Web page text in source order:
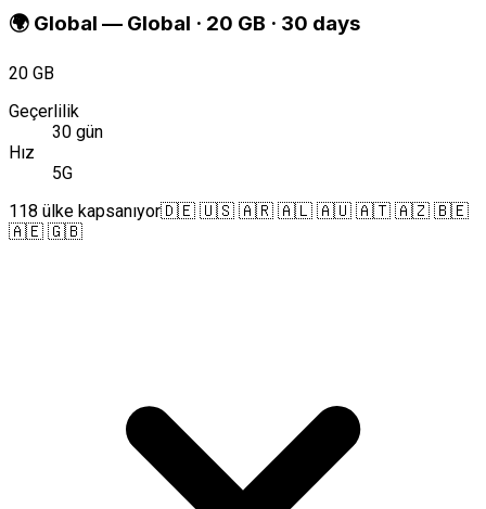
🌍 Global — Global · 20 GB · 30 days
20 GB
Geçerlilik
30 gün
Hız
5G
118 ülke kapsanıyor🇩🇪 🇺🇸 🇦🇷 🇦🇱 🇦🇺 🇦🇹 🇦🇿 🇧🇪
🇦🇪 🇬🇧